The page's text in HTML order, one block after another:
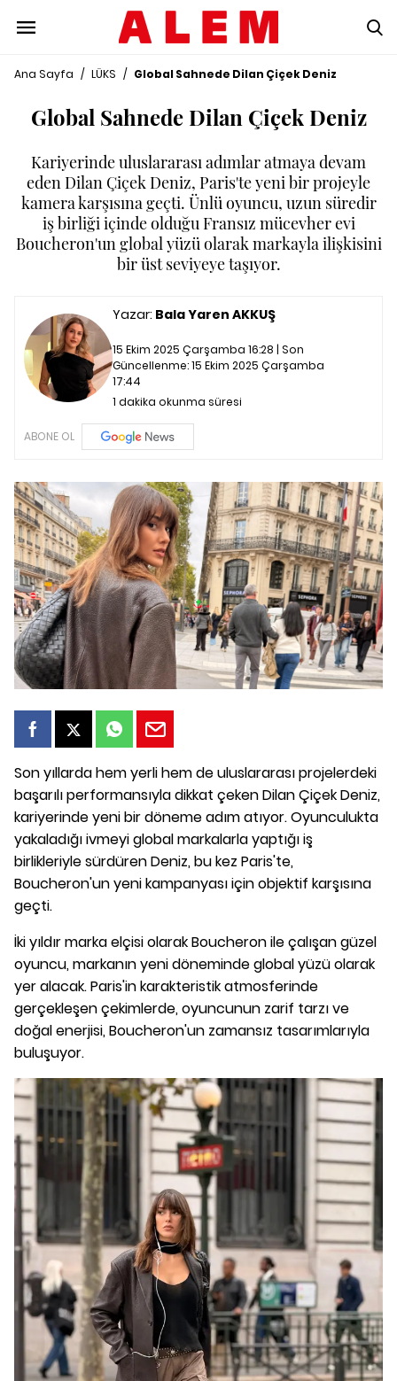
Ana Sayfa / LÜKS / Global Sahnede Dilan Çiçek Deniz
Global Sahnede Dilan Çiçek Deniz
Kariyerinde uluslararası adımlar atmaya devam
eden Dilan Çiçek Deniz, Paris'te yeni bir projeyle
kamera karşısına geçti. Ünlü oyuncu, uzun süredir
iş birliği içinde olduğu Fransız mücevher evi
Boucheron'un global yüzü olarak markayla ilişkisini
bir üst seviyeye taşıyor.
Yazar: Bala Yaren AKKUŞ
15 Ekim 2025 Çarşamba 16:28 | Son
Güncellenme:15 Ekim 2025 Çarşamba
17:44
1 dakika okunma süresi
ABONE OL
Son yıllarda hem yerli hem de uluslararası projelerdeki
başarılı performansıyla dikkat çeken Dilan Çiçek Deniz,
kariyerinde yeni bir döneme adım atıyor. Oyunculukta
yakaladığı ivmeyi global markalarla yaptığı iş
birlikleriyle sürdüren Deniz, bu kez Paris'te,
Boucheron'un yeni kampanyası için objektif karşısına
geçti.
İki yıldır marka elçisi olarak Boucheron ile çalışan güzel
oyuncu, markanın yeni döneminde global yüzü olarak
yer alacak. Paris'in karakteristik atmosferinde
gerçekleşen çekimlerde, oyuncunun zarif tarzı ve
doğal enerjisi, Boucheron'un zamansız tasarımlarıyla
buluşuyor.